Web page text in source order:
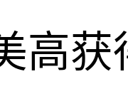
高获